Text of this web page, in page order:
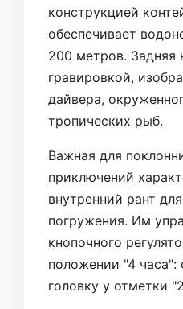
конструкцией
обеспечивает
200 метров. Задняя
гравировкой,
дайвера,
тропических рыб.
Важная для
приключений
внутренний рант
погружения. Им
кнопочного
положении "4 часа":
головку у отметки